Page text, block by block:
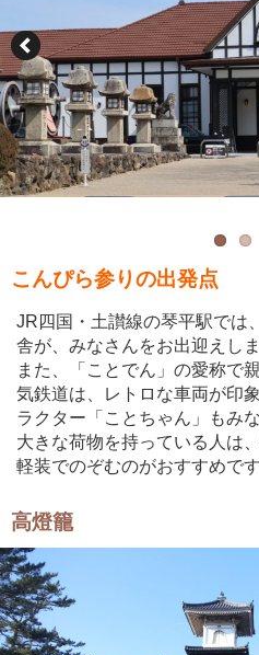
こんぴら参りの出発点
JR四国・土讃線の琴平駅では
舎が、みなさんをお出迎えしま
また、「ことでん」の愛称で
気鉄道は、レトロな車両が印
ラクター「ことちゃん」もみ
大きな荷物を持っている人は
軽装でのぞむのがおすすめです
高燈籠